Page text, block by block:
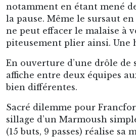
notamment en étant mené
la pause. Même le sursaut
ne peut effacer le malaise à
piteusement plier ainsi. Une
En ouverture d’une drôle de
affiche entre deux équipes
bien différentes.
Sacré dilemme pour
sillage d’un Marmoush
(15 buts, 9 passes) réalise sa